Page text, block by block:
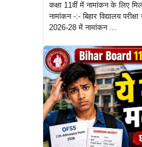
कक्षा 11वीं में नामांकन के लिए
नामांकन -:- बिहार विद्यालय
2026-28 में नामांकन ...